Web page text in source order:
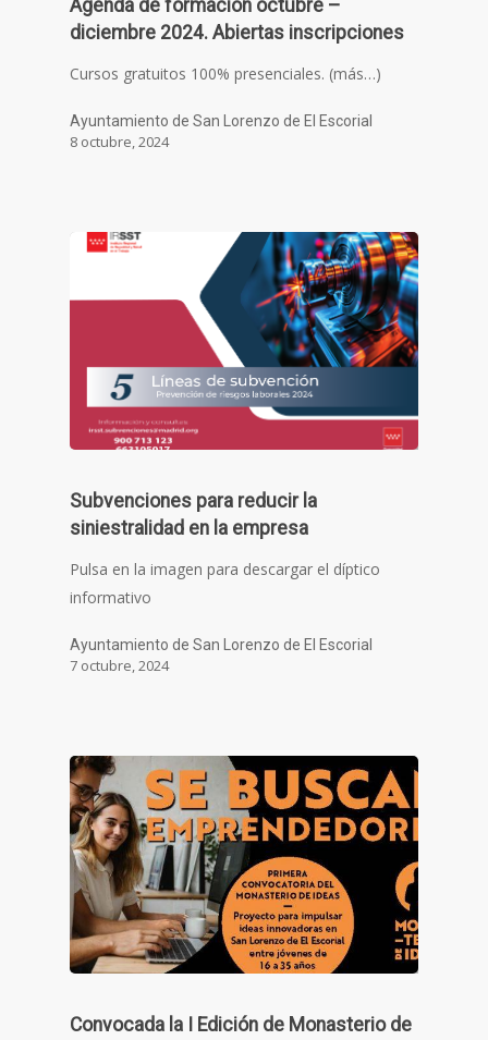
Agenda de formación octubre –
diciembre 2024. Abiertas inscripciones
Cursos gratuitos 100% presenciales. (más…)
Ayuntamiento de San Lorenzo de El Escorial
8 octubre, 2024
Subvenciones para reducir la
siniestralidad en la empresa
Pulsa en la imagen para descargar el díptico
informativo
Ayuntamiento de San Lorenzo de El Escorial
7 octubre, 2024
Convocada la I Edición de Monasterio de